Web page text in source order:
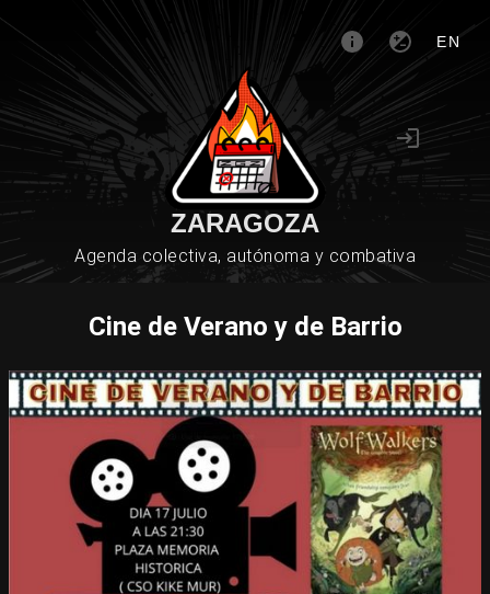
EN
ZARAGOZA
Agenda colectiva, autónoma y combativa
Cine de Verano y de Barrio